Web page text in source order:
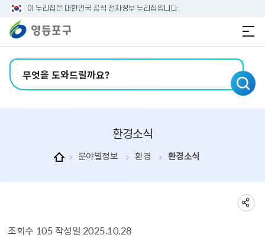
본문 바로가기
주메뉴 바로가기
이 누리집은 대한민국 공식 전자정부 누리집입니다.
환경소식
분야별정보 환경 환경소식
조회수 105 작성일 2025.10.28